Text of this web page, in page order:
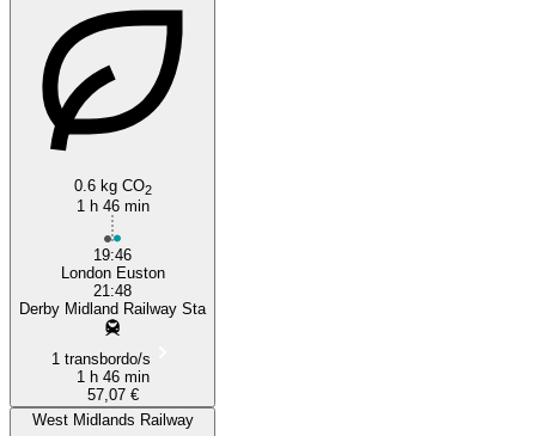
0.6 kg CO2
1 h 46 min
19:46
London Euston
21:48
Derby Midland Railway Sta
1 transbordo/s
1 h 46 min
57,07 €
West Midlands Railway